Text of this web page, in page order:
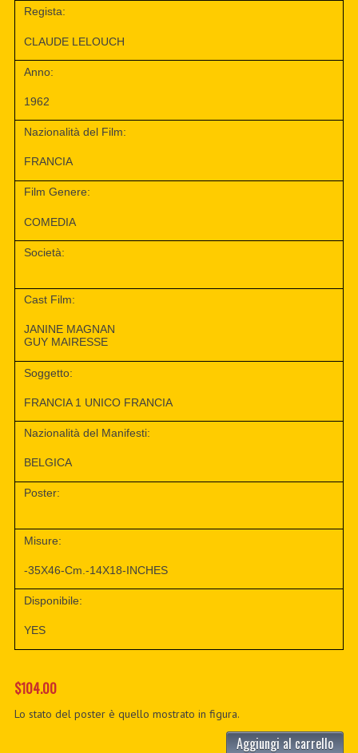
Regista:
CLAUDE LELOUCH
Anno:
1962
Nazionalità del Film:
FRANCIA
Film Genere:
COMEDIA
Società:
Cast Film:
JANINE MAGNAN
GUY MAIRESSE
Soggetto:
FRANCIA 1 UNICO FRANCIA
Nazionalità del Manifesti:
BELGICA
Poster:
Misure:
-35X46-Cm.-14X18-INCHES
Disponibile:
YES
$104.00
Lo stato del poster è quello mostrato in figura.
Aggiungi al carrello